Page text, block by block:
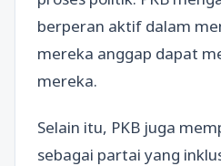
berperan aktif dalam
mereka anggap dapat
mereka.
Selain itu, PKB juga
sebagai partai yang